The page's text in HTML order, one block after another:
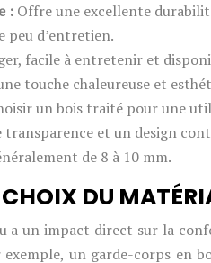
: Offre une excellente
peu d’entretien.
facile à entretenir et
touche chaleureuse et
un bois traité pour une
et un design
de 8 à 10 mm.
DU
a un impact direct sur la
exemple, un garde-corps en